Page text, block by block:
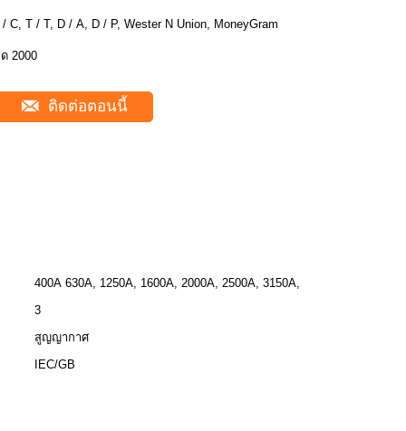
/ C, T / T, D / A, D / P, Wester N Union, MoneyGram
2000
ติดต่อตอนนี้
400A 630A, 1250A, 1600A, 2000A, 2500A, 3150A,
3
สูญญากาศ
IEC/GB